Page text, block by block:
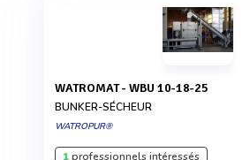
WATROMAT - WBU 10-18-25
BUNKER-SÉCHEUR
WATROPUR®
1professionnels intéressés